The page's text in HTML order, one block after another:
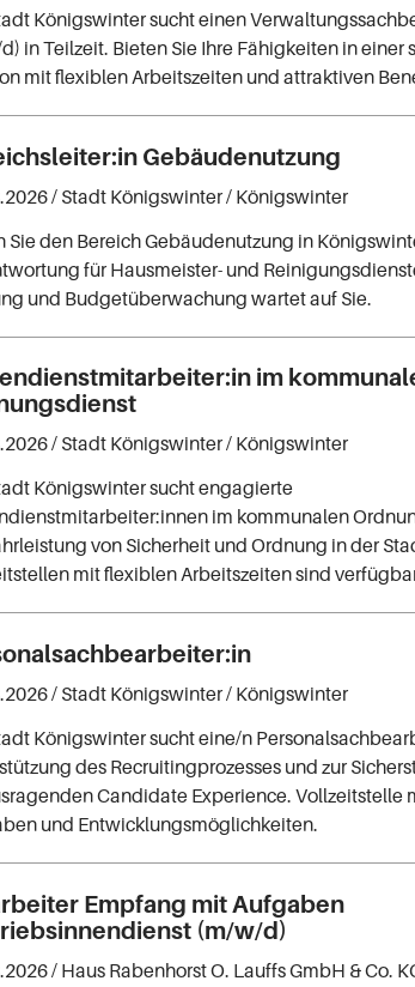
Königswinter sucht einen
in Teilzeit. Bieten Sie Ihre Fähigkeiten in einer
mit flexiblen Arbeitszeiten und attraktiven
Gebäudenutzung
/ Stadt Königswinter/ Königswinter
Sie den Bereich Gebäudenutzung in
für Hausmeister- und
und Budgetüberwachung wartet auf Sie.
im
/ Stadt Königswinter/ Königswinter
Königswinter sucht engagierte
im kommunalen
von Sicherheit und Ordnung in der
mit flexiblen Arbeitszeiten sind
/ Stadt Königswinter/ Königswinter
Königswinter sucht eine/n
des Recruitingprozesses und zur
Candidate Experience. Vollzeitstelle
und Entwicklungsmöglichkeiten.
Empfang mit Aufgaben
(m/w/d)
/ Haus Rabenhorst O. Lauffs GmbH & Co.